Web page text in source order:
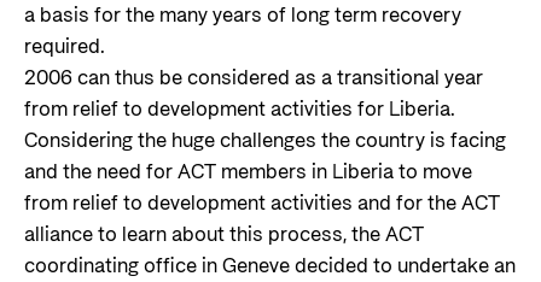
a basis for the many years of long term recovery
required.
2006 can thus be considered as a transitional year
from relief to development activities for Liberia.
Considering the huge challenges the country is facing
and the need for ACT members in Liberia to move
from relief to development activities and for the ACT
alliance to learn about this process, the ACT
coordinating office in Geneve decided to undertake an